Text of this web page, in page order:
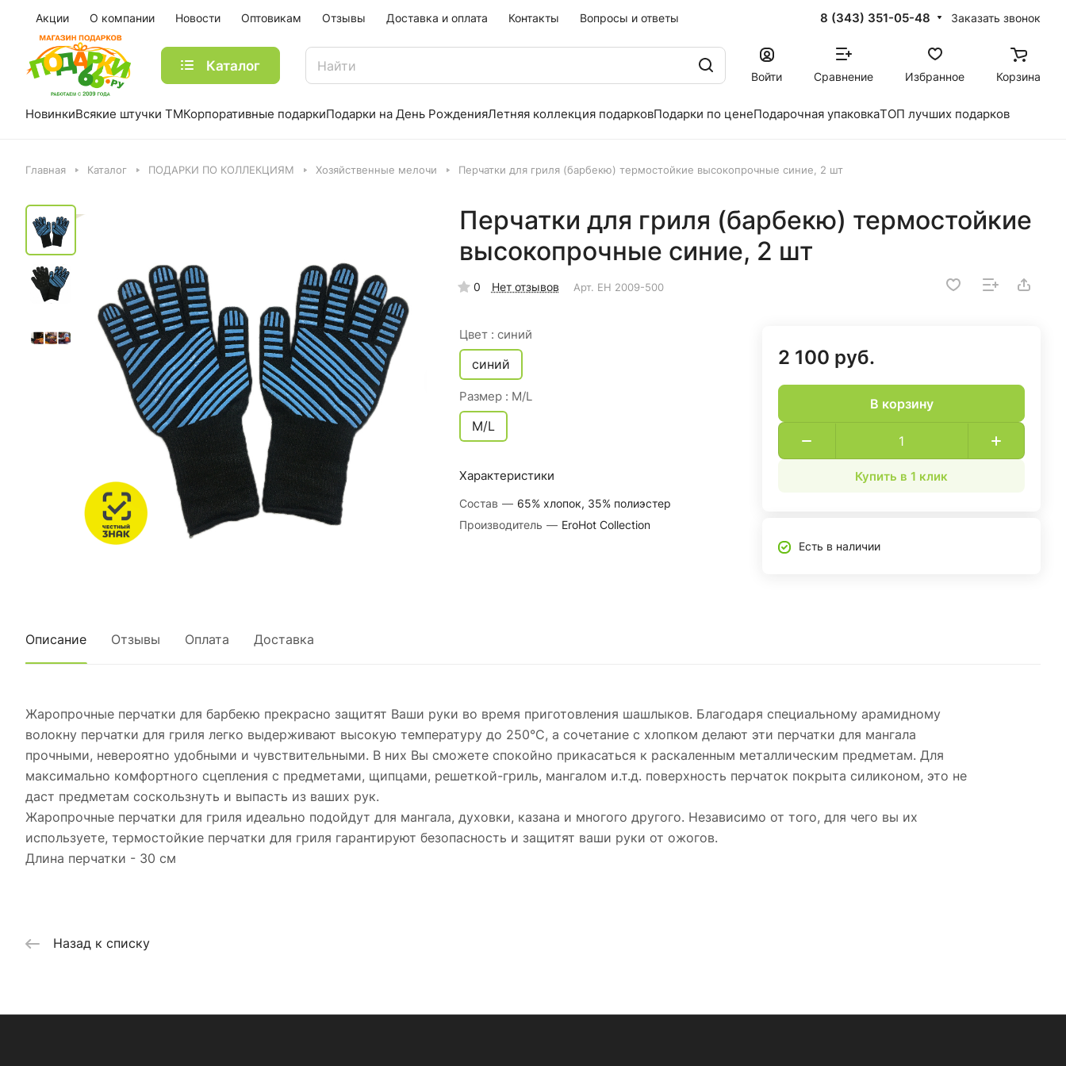
Акции О компании Новости Оптовикам Отзывы Доставка и оплата Контакты Вопросы и ответы 8 (343) 351-05-48 Заказать звонок
Каталог
Войти Сравнение Избранное Корзина
НовинкиВсякие штучки ТМКорпоративные подаркиПодарки на День РожденияЛетняя коллекция подарковПодарки по ценеПодарочная упаковкаТОП лучших подарков
Главная Каталог ПОДАРКИ ПО КОЛЛЕКЦИЯМ Хозяйственные мелочи Перчатки для гриля (барбекю) термостойкие высокопрочные синие, 2 шт
Перчатки для гриля (барбекю) термостойкие
высокопрочные синие, 2 шт
0 Нет отзывов Арт. EH 2009-500
Цвет : синий
синий
Размер : M/L
M/L
Характеристики
Состав — 65% хлопок, 35% полиэстер
Производитель — EroHot Collection
2 100 руб.
В корзину
Купить в 1 клик
Есть в наличии
Описание Отзывы Оплата Доставка
Жаропрочные перчатки для барбекю прекрасно защитят Ваши руки во время приготовления шашлыков. Благодаря специальному арамидному
волокну перчатки для гриля легко выдерживают высокую температуру до 250°C, а сочетание с хлопком делают эти перчатки для мангала
прочными, невероятно удобными и чувствительными. В них Вы сможете спокойно прикасаться к раскаленным металлическим предметам. Для
максимально комфортного сцепления с предметами, щипцами, решеткой-гриль, мангалом и.т.д. поверхность перчаток покрыта силиконом, это не
даст предметам соскользнуть и выпасть из ваших рук.
Жаропрочные перчатки для гриля идеально подойдут для мангала, духовки, казана и многого другого. Независимо от того, для чего вы их
используете, термостойкие перчатки для гриля гарантируют безопасность и защитят ваши руки от ожогов.
Длина перчатки - 30 см
Назад к списку